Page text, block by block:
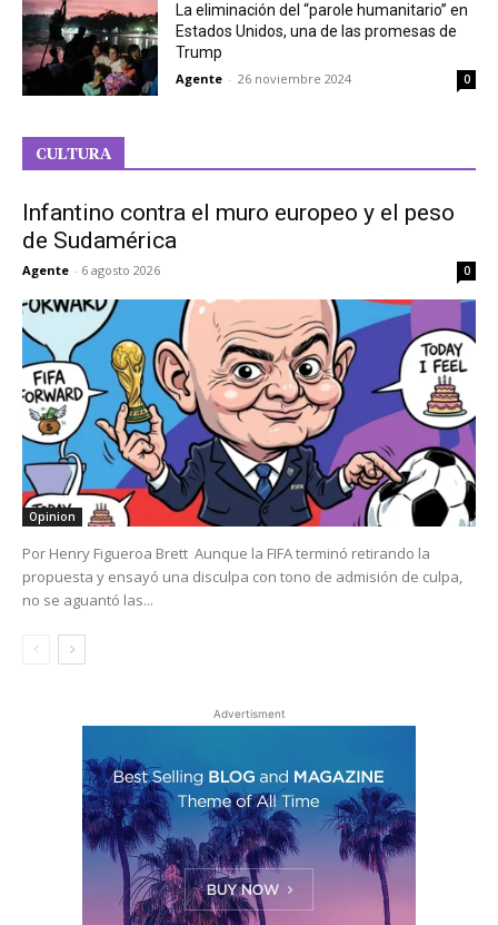
La eliminación del “parole humanitario” en
Estados Unidos, una de las promesas de
Trump
Agente - 26 noviembre 2024 0
CULTURA
Infantino contra el muro europeo y el peso
de Sudamérica
Agente - 6 agosto 2026 0
Opinion
Por Henry Figueroa Brett Aunque la FIFA terminó retirando la
propuesta y ensayó una disculpa con tono de admisión de culpa,
no se aguantó las...
Advertisment